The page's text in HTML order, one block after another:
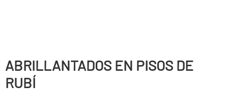
ABRILLANTADOS EN PISOS DE
RUBÍ